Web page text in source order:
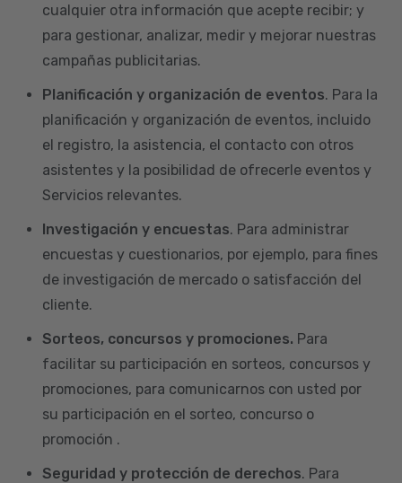
cualquier otra información que acepte recibir; y
para gestionar, analizar, medir y mejorar nuestras
campañas publicitarias.
Planificación y organización de eventos. Para la
planificación y organización de eventos, incluido
el registro, la asistencia, el contacto con otros
asistentes y la posibilidad de ofrecerle eventos y
Servicios relevantes.
Investigación y encuestas. Para administrar
encuestas y cuestionarios, por ejemplo, para fines
de investigación de mercado o satisfacción del
cliente.
Sorteos, concursos y promociones. Para
facilitar su participación en sorteos, concursos y
promociones, para comunicarnos con usted por
su participación en el sorteo, concurso o
promoción .
Seguridad y protección de derechos. Para